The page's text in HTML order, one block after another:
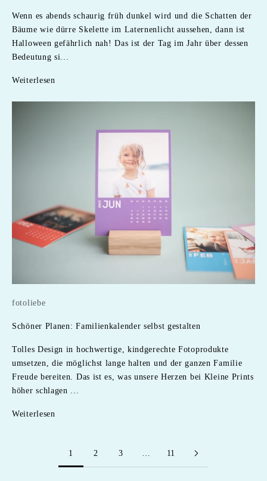
Wenn es abends schaurig früh dunkel wird und die Schatten der
Bäume wie dürre Skelette im Laternenlicht aussehen, dann ist
Halloween gefährlich nah! Das ist der Tag im Jahr über dessen
Bedeutung si...
Weiterlesen
fotoliebe
Schöner Planen: Familienkalender selbst gestalten
Tolles Design in hochwertige, kindgerechte Fotoprodukte
umsetzen, die möglichst lange halten und der ganzen Familie
Freude bereiten. Das ist es, was unsere Herzen bei Kleine Prints
höher schlagen ...
Weiterlesen
1 2 3 11